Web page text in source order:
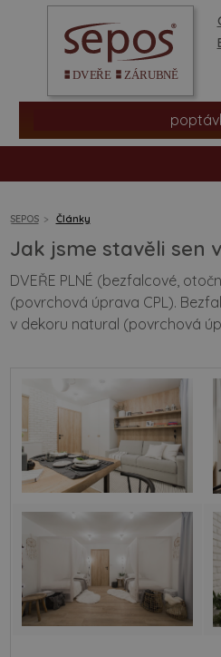
produkty
prodejní síť
SEPOS Články
Jak jsme stavěli sen
DVEŘE PLNÉ (bezfalcové,
(povrchová úprava CPL).
v dekoru natural (povrchová